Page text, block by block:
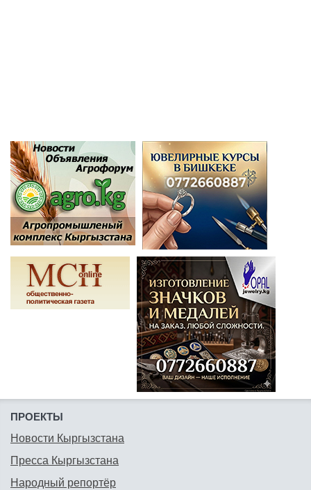
ПРОЕКТЫ
Новости Кыргызстана
Пресса Кыргызстана
Народный репортёр